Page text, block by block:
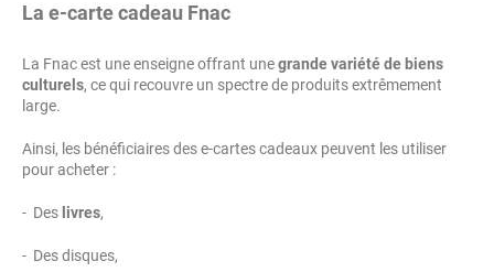
La e-carte cadeau Fnac
La Fnac est une enseigne offrant unegrande variété de biens
culturels, ce qui recouvre un spectre de produits extrêmement
large.
Ainsi, les bénéficiaires des e-cartes cadeaux peuvent les utiliser
pour acheter :
- Des livres,
- Des disques,